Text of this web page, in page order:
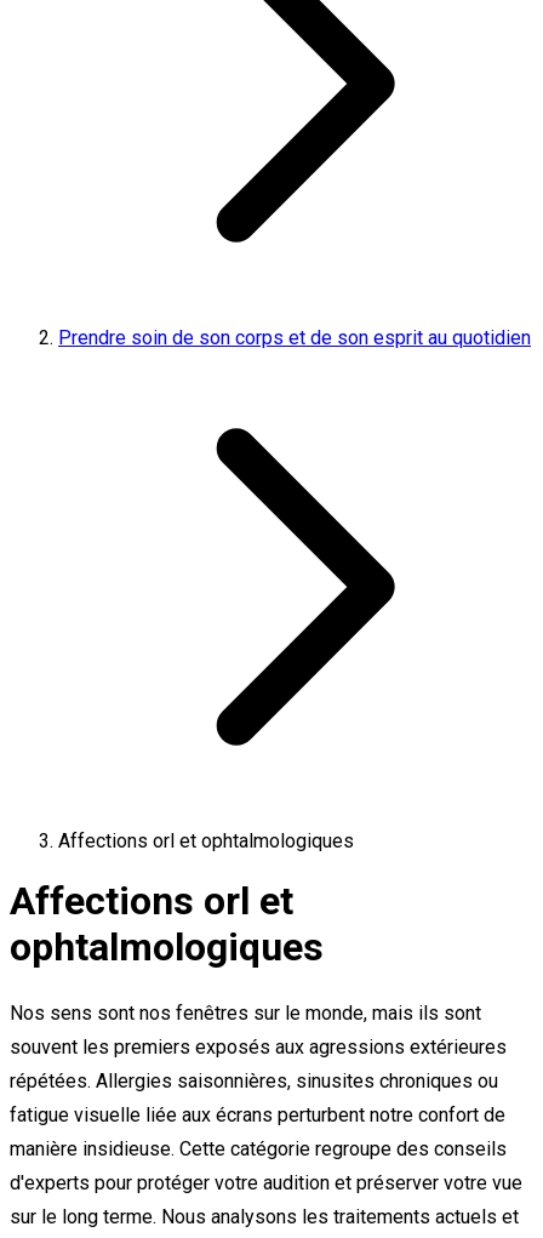
Prendre soin de son corps et de son esprit au quotidien
Affections orl et ophtalmologiques
Affections orl et
ophtalmologiques
Nos sens sont nos fenêtres sur le monde, mais ils sont
souvent les premiers exposés aux agressions extérieures
répétées. Allergies saisonnières, sinusites chroniques ou
fatigue visuelle liée aux écrans perturbent notre confort de
manière insidieuse. Cette catégorie regroupe des conseils
d'experts pour protéger votre audition et préserver votre vue
sur le long terme. Nous analysons les traitements actuels et